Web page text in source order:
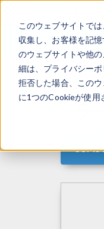
このウェブサイトで
収集し、お客様を記
のウェブサイトや他
細は、プライバシーポ
拒否した場合、この
に1つのCookieが使用
ラ